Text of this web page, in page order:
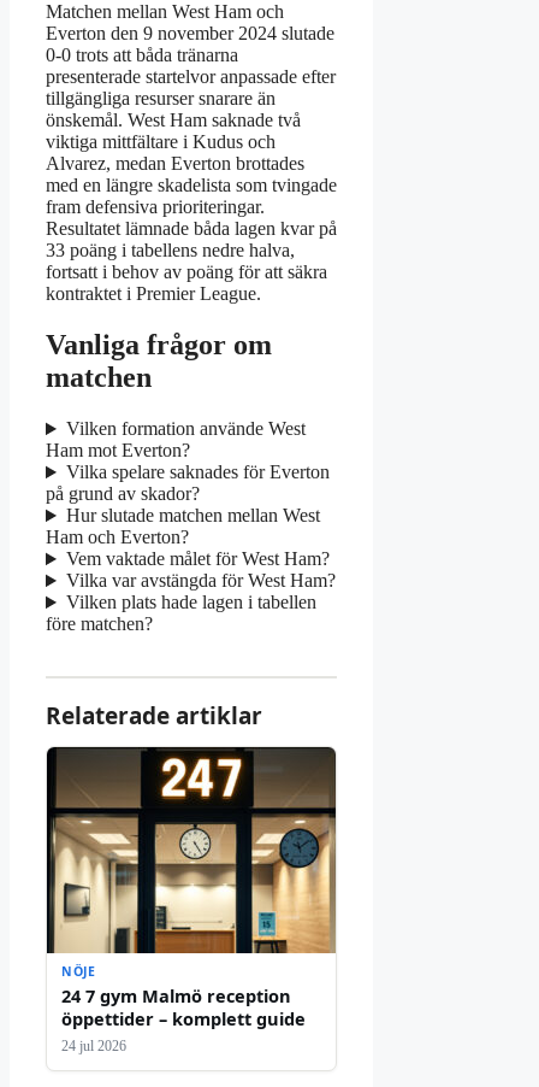
Matchen mellan West Ham och
Everton den 9 november 2024 slutade
0-0 trots att båda tränarna
presenterade startelvor anpassade efter
tillgängliga resurser snarare än
önskemål. West Ham saknade två
viktiga mittfältare i Kudus och
Alvarez, medan Everton brottades
med en längre skadelista som tvingade
fram defensiva prioriteringar.
Resultatet lämnade båda lagen kvar på
33 poäng i tabellens nedre halva,
fortsatt i behov av poäng för att säkra
kontraktet i Premier League.
Vanliga frågor om
matchen
Vilken formation använde West
Ham mot Everton?
Vilka spelare saknades för Everton
på grund av skador?
Hur slutade matchen mellan West
Ham och Everton?
Vem vaktade målet för West Ham?
Vilka var avstängda för West Ham?
Vilken plats hade lagen i tabellen
före matchen?
Relaterade artiklar
NÖJE
24 7 gym Malmö reception
öppettider – komplett guide
24 jul 2026